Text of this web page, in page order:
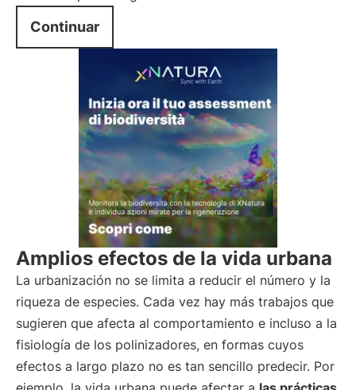
Continuar
Amplios efectos de la vida urbana
La urbanización no se limita a reducir el número y la
riqueza de especies. Cada vez hay más trabajos que
sugieren que afecta al comportamiento e incluso a la
fisiología de los polinizadores, en formas cuyos
efectos a largo plazo no es tan sencillo predecir. Por